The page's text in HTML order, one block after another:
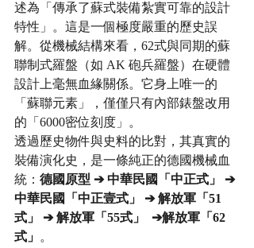
述為「傳承了蘇式裝備紮實可靠的設計
特性」。這是一個極度嚴重的歷史誤
解。從機械結構來看，62式與同期的蘇
聯制式羅盤（如 AK 砲兵羅盤）在硬體
設計上毫無血緣關係。它身上唯一的
「蘇聯元素」，僅僅只有內部錶盤改用
的「6000密位刻度」。
透過歷史物件與史料的比對，其真實的
裝備演化史，是一條純正的德國機械血
統： 德國原型 ➔ 中華民國「中正式」 ➔
中華民國「中正壹式」 ➔ 解放軍「51
式」 ➔ 解放軍「55式」  ➔解放軍「62
式」 。